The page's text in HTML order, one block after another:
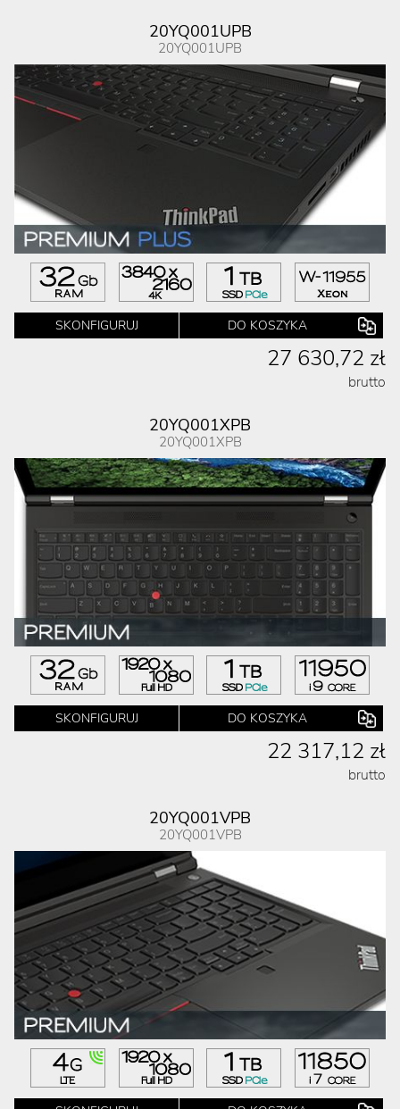
20YQ001UPB
20YQ001UPB
SKONFIGURUJ DO KOSZYKA
27 630,72 zł
brutto
20YQ001XPB
20YQ001XPB
SKONFIGURUJ DO KOSZYKA
22 317,12 zł
brutto
20YQ001VPB
20YQ001VPB